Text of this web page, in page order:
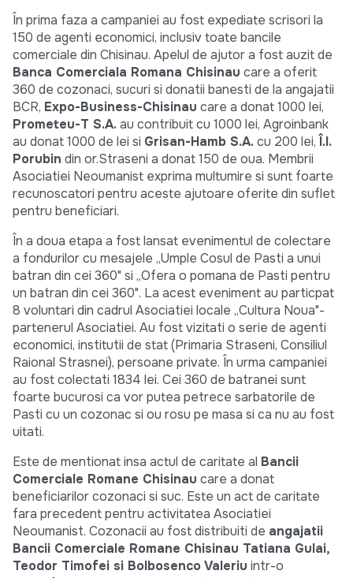
În prima faza a campaniei au fost expediate scrisori la
150 de agenti economici, inclusiv toate bancile
comerciale din Chisinau. Apelul de ajutor a fost auzit de
Banca Comerciala Romana Chisinau care a oferit
360 de cozonaci, sucuri si donatii banesti de la angajatii
BCR, Expo-Business-Chisinau care a donat 1000 lei,
Prometeu-T S.A.au contribuit cu 1000 lei, Agroinbank
au donat 1000 de lei si Grisan-Hamb S.A.cu 200 lei, Î.I.
Porubin din or.Straseni a donat 150 de oua. Membrii
Asociatiei Neoumanist exprima multumire si sunt foarte
recunoscatori pentru aceste ajutoare oferite din suflet
pentru beneficiari.
În a doua etapa a fost lansat evenimentul de colectare
a fondurilor cu mesajele „Umple Cosul de Pasti a unui
batran din cei 360" si „Ofera o pomana de Pasti pentru
un batran din cei 360". La acest eveniment au particpat
8 voluntari din cadrul Asociatiei locale „Cultura Noua"-
partenerul Asociatiei. Au fost vizitati o serie de agenti
economici, institutii de stat (Primaria Straseni, Consiliul
Raional Strasnei), persoane private. În urma campaniei
au fost colectati 1834 lei. Cei 360 de batranei sunt
foarte bucurosi ca vor putea petrece sarbatorile de
Pasti cu un cozonac si ou rosu pe masa si ca nu au fost
uitati.
Este de mentionat insa actul de caritate al Bancii
Comerciale Romane Chisinau care a donat
beneficiarilor cozonaci si suc. Este un act de caritate
fara precedent pentru activitatea Asociatiei
Neoumanist. Cozonacii au fost distribuiti de angajatii
Bancii Comerciale Romane Chisinau Tatiana Gulai,
Teodor Timofei si Bolbosenco Valeriu intr-o